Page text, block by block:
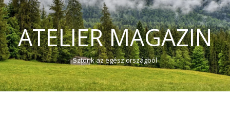
ATELIER MAGAZIN
Sztorik az egész országból